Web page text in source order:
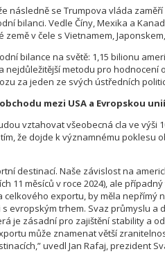
následně se Trumpova vláda
bilanci. Vedle Číny, Mexika a
v čele s Vietnamem,
bilance na světě: 1,15 bilionu
metodu pro hodnocení
za jeden ze svých ústředních
mezi USA a Evropskou unií
vztahovat všeobecná cla ve výši
že dojde k významnému poklesu
destinací. Naše závislost na
11 měsíců v roce 2024), ale
celkového exportu, by měla nepřímý
evropským trhem. Svaz průmyslu a
je zásadní pro zajištění stability a
může znamenat větší
uvedl Jan Rafaj, prezident